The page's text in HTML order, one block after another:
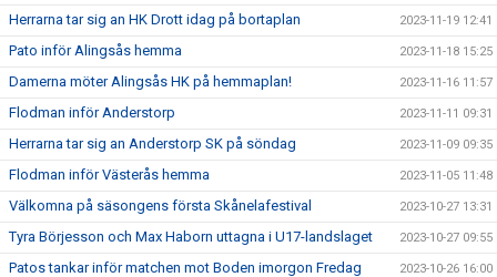
Herrarna tar sig an HK Drott idag på bortaplan 2023-11-19 12:41
Pato inför Alingsås hemma 2023-11-18 15:25
Damerna möter Alingsås HK på hemmaplan! 2023-11-16 11:57
Flodman inför Anderstorp 2023-11-11 09:31
Herrarna tar sig an Anderstorp SK på söndag 2023-11-09 09:35
Flodman inför Västerås hemma 2023-11-05 11:48
Välkomna på säsongens första Skånelafestival 2023-10-27 13:31
Tyra Börjesson och Max Haborn uttagna i U17-landslaget 2023-10-27 09:55
Patos tankar inför matchen mot Boden imorgon Fredag 2023-10-26 16:00